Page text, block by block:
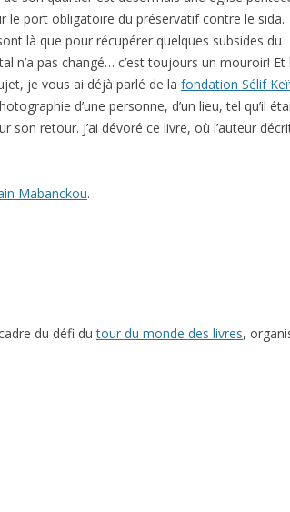
port obligatoire du préservatif contre le sida.
là que pour récupérer quelques subsides du
n’a pas changé… c’est toujours un mouroir! Et
je vous ai déjà parlé de la fondation Sélif
d’une personne, d’un lieu, tel qu’il
son retour. J’ai dévoré ce livre, où l’auteur
Mabanckou.
du défi dutour du monde des livres,